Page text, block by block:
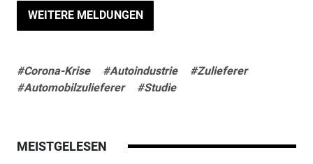
WEITERE MELDUNGEN
#Corona-Krise #Autoindustrie
#Zulieferer
#Automobilzulieferer
#Studie
MEISTGELESEN